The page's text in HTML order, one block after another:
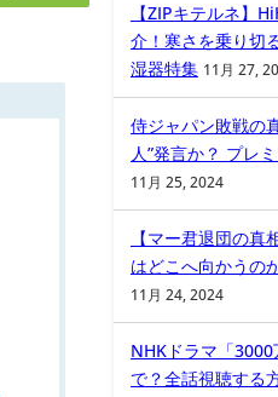
【ZIPキテルネ】
介！寒さを乗り切
湿器特集 11月 27,
侍ジャパン敗戦の
人”発言か？ プレ
11月 25, 2024
【マー君退団の
はどこへ向かうの
11月 24, 2024
NHKドラマ「
で？全話視聴する